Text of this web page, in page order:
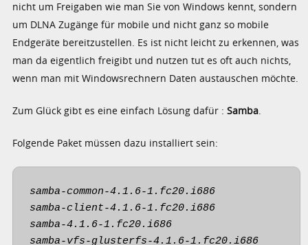
nicht um Freigaben wie man Sie von Windows kennt, sondern
um DLNA Zugänge für mobile und nicht ganz so mobile
Endgeräte bereitzustellen. Es ist nicht leicht zu erkennen, was
man da eigentlich freigibt und nutzen tut es oft auch nichts,
wenn man mit Windowsrechnern Daten austauschen möchte.
Zum Glück gibt es eine einfach Lösung dafür : Samba.
Folgende Paket müssen dazu installiert sein:
samba-common-4.1.6-1.fc20.i686
samba-client-4.1.6-1.fc20.i686
samba-4.1.6-1.fc20.i686
samba-vfs-glusterfs-4.1.6-1.fc20.i686